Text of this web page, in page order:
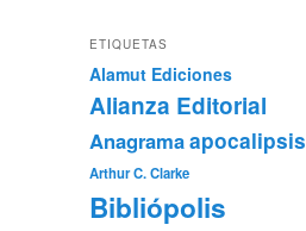
ETIQUETAS
Alamut Ediciones
Alianza Editorial
Anagramaapocalipsis
Arthur C. Clarke
Bibliópolis